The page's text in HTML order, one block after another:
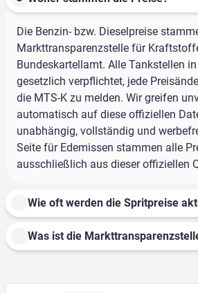
Die Benzin- bzw. Dieselpreise
Markttransparenzstelle für
Bundeskartellamt. Alle Tankstellen
gesetzlich verpflichtet, jede
die MTS-K zu melden. Wir greifen
automatisch auf diese offiziellen
unabhängig, vollständig und
Seite für Edemissen stammen alle
ausschließlich aus dieser offiziellen
Wie oft werden die Spritpreise
Was ist die